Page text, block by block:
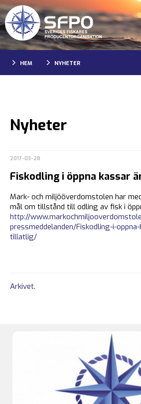
HEM NYHETER
Nyheter
2017-03-28
Fiskodling i öppna kassar
Mark- och miljööverdomstolen har
mål om tillstånd till odling av fisk i
http://
pressmeddelanden/Fiskodling-i-
tillatlig/
Arkivet.